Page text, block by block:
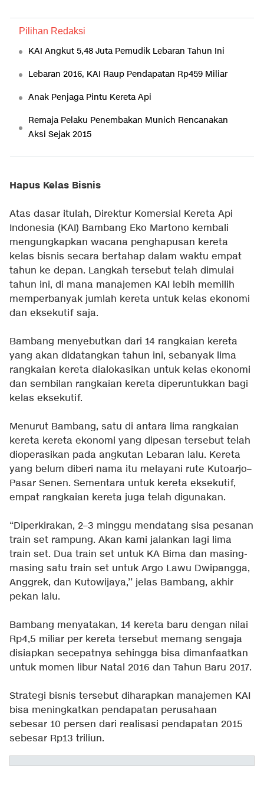
Pilihan Redaksi
KAI Angkut 5,48 Juta Pemudik Lebaran Tahun Ini
Lebaran 2016, KAI Raup Pendapatan Rp459 Miliar
Anak Penjaga Pintu Kereta Api
Remaja Pelaku Penembakan Munich Rencanakan
Aksi Sejak 2015
Hapus Kelas Bisnis
Atas dasar itulah, Direktur Komersial Kereta Api
Indonesia (KAI) Bambang Eko Martono kembali
mengungkapkan wacana penghapusan kereta
kelas bisnis secara bertahap dalam waktu empat
tahun ke depan. Langkah tersebut telah dimulai
tahun ini, di mana manajemen KAI lebih memilih
memperbanyak jumlah kereta untuk kelas ekonomi
dan eksekutif saja.
Bambang menyebutkan dari 14 rangkaian kereta
yang akan didatangkan tahun ini, sebanyak lima
rangkaian kereta dialokasikan untuk kelas ekonomi
dan sembilan rangkaian kereta diperuntukkan bagi
kelas eksekutif.
Menurut Bambang, satu di antara lima rangkaian
kereta kereta ekonomi yang dipesan tersebut telah
dioperasikan pada angkutan Lebaran lalu. Kereta
yang belum diberi nama itu melayani rute Kutoarjo–
Pasar Senen. Sementara untuk kereta eksekutif,
empat rangkaian kereta juga telah digunakan.
“Diperkirakan, 2–3 minggu mendatang sisa pesanan
train set rampung. Akan kami jalankan lagi lima
train set. Dua train set untuk KA Bima dan masing-
masing satu train set untuk Argo Lawu Dwipangga,
Anggrek, dan Kutowijaya,’’ jelas Bambang, akhir
pekan lalu.
Bambang menyatakan, 14 kereta baru dengan nilai
Rp4,5 miliar per kereta tersebut memang sengaja
disiapkan secepatnya sehingga bisa dimanfaatkan
untuk momen libur Natal 2016 dan Tahun Baru 2017.
Strategi bisnis tersebut diharapkan manajemen KAI
bisa meningkatkan pendapatan perusahaan
sebesar 10 persen dari realisasi pendapatan 2015
sebesar Rp13 triliun.